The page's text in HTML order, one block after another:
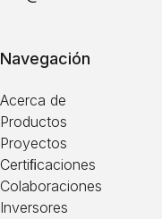
Navegación
Acerca de
Productos
Proyectos
Certiﬁcaciones
Colaboraciones
Inversores